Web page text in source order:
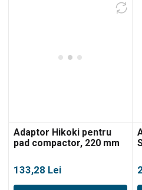
Adaptor Hikoki pentru
pad compactor, 220 mm
133,28 Lei